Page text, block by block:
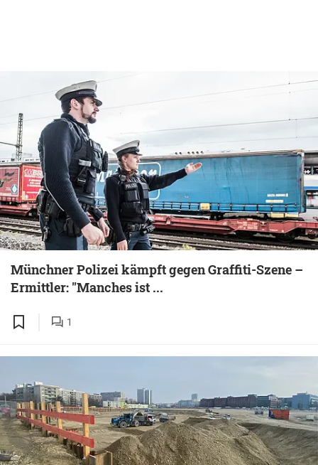
Münchner Polizei kämpft gegen Graffiti-Szene –
Ermittler: "Manches ist ...
1